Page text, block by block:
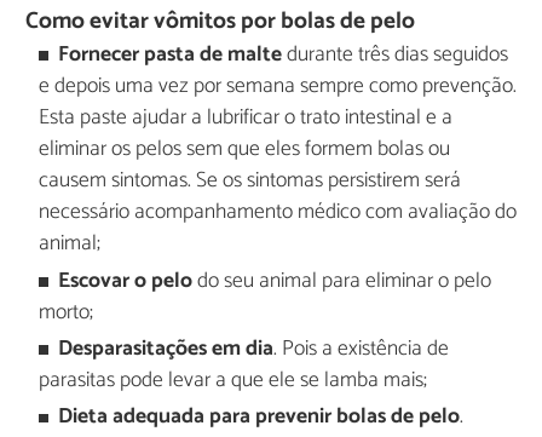
Como evitar vômitos por bolas de pelo
Fornecer pasta de maltedurante três dias seguidos
e depois uma vez por semana sempre como prevenção.
Esta paste ajudar a lubrificar o trato intestinal e a
eliminar os pelos sem que eles formem bolas ou
causem sintomas. Se os sintomas persistirem será
necessário acompanhamento médico com avaliação do
animal;
Escovar o pelodo seu animal para eliminar o pelo
morto;
Desparasitações em dia. Pois a existência de
parasitas pode levar a que ele se lamba mais;
Dieta adequada para prevenir bolas de pelo.